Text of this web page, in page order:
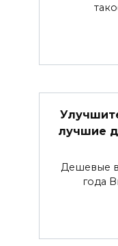
лучшие
Дешевые
года